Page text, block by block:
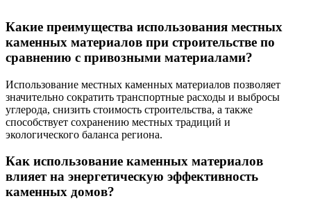
Какие преимущества использования местных
каменных материалов при строительстве по
сравнению с привозными материалами?
Использование местных каменных материалов позволяет
значительно сократить транспортные расходы и выбросы
углерода, снизить стоимость строительства, а также
способствует сохранению местных традиций и
экологического баланса региона.
Как использование каменных материалов
влияет на энергетическую эффективность
каменных домов?